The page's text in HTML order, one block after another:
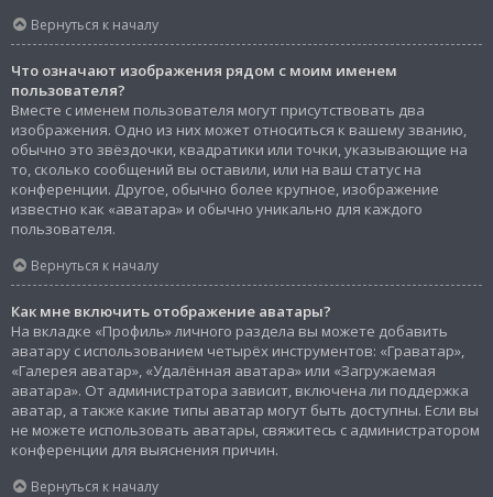
Вернуться к началу
Что означают изображения рядом с моим именем
пользователя?
Вместе с именем пользователя могут присутствовать два
изображения. Одно из них может относиться к вашему званию,
обычно это звёздочки, квадратики или точки, указывающие на
то, сколько сообщений вы оставили, или на ваш статус на
конференции. Другое, обычно более крупное, изображение
известно как «аватара» и обычно уникально для каждого
пользователя.
Вернуться к началу
Как мне включить отображение аватары?
На вкладке «Профиль» личного раздела вы можете добавить
аватару с использованием четырёх инструментов: «Граватар»,
«Галерея аватар», «Удалённая аватара» или «Загружаемая
аватара». От администратора зависит, включена ли поддержка
аватар, а также какие типы аватар могут быть доступны. Если вы
не можете использовать аватары, свяжитесь с администратором
конференции для выяснения причин.
Вернуться к началу